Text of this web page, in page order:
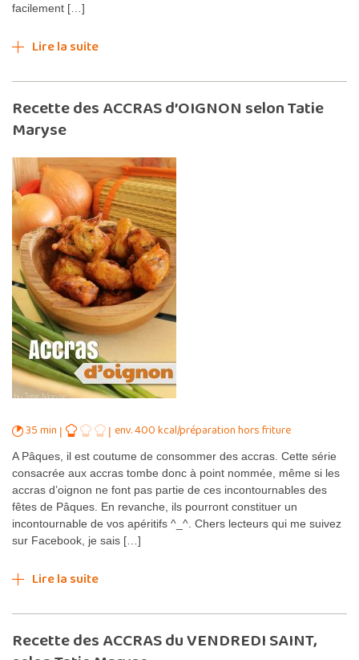
facilement […]
Lire la suite
Recette des ACCRAS d’OIGNON selon Tatie
Maryse
35 min env. 400 kcal/préparation hors friture
A Pâques, il est coutume de consommer des accras. Cette série
consacrée aux accras tombe donc à point nommée, même si les
accras d’oignon ne font pas partie de ces incontournables des
fêtes de Pâques. En revanche, ils pourront constituer un
incontournable de vos apéritifs ^_^. Chers lecteurs qui me suivez
sur Facebook, je sais […]
Lire la suite
Recette des ACCRAS du VENDREDI SAINT,